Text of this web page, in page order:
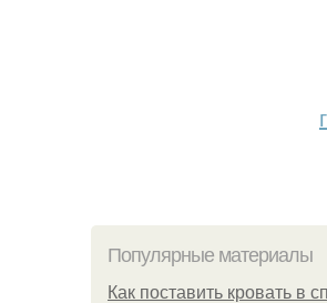
Популярные материалы
Как поставить кровать в